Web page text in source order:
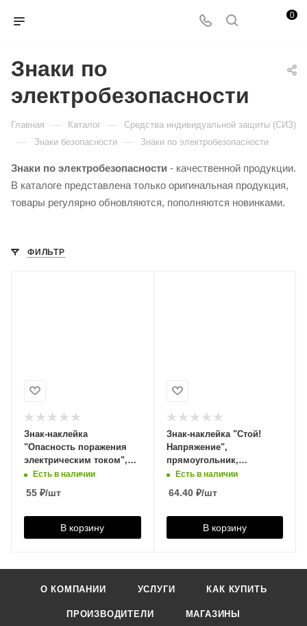
0
Знаки по
электробезопасности
Главная — Каталог — Средства индивидуальной защиты (СИЗ)
— Знаки безопасности — Знаки по электробезопасности
Знаки по электробезопасности - качественной продукции.
В каталоге представлена только оригинальная продукция,
товары регулярно обновляются, пополняются новинками.
ФИЛЬТР
Знак-наклейка
"Опасность поражения
электрическим током",
треугольник,
Есть в наличии
55 ₽/шт
В корзину
Знак-наклейка "Стой!
Напряжение",
прямоугольник,
300*150мм, 610004
Есть в наличии
64.40₽/шт
В корзину
О КОМПАНИИ УСЛУГИ КАК КУПИТЬ
ПРОИЗВОДИТЕЛИ МАГАЗИНЫ